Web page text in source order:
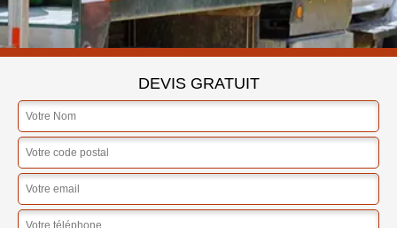
DEVIS GRATUIT